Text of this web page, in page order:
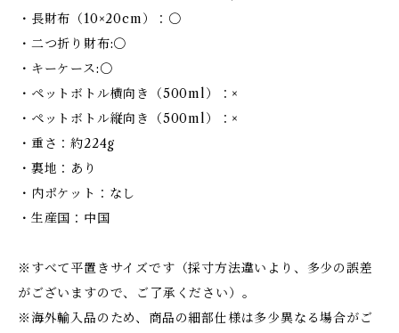
・長財布（10×20cm）：〇
・二つ折り財布:〇
・キーケース:〇
・ペットボトル横向き（500ml）：×
・ペットボトル縦向き（500ml）：×
・重さ：約224g
・裏地：あり
・内ポケット：なし
・生産国：中国
※すべて平置きサイズです（採寸方法違いより、多少の誤差
がございますので、ご了承ください）。
※海外輸入品のため、商品の細部仕様は多少異なる場合がご